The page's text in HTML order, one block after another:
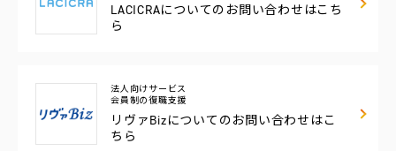
LACICRAについての お問い合わせはこち
ら
法人向けサービス
会員制の復職支援
リヴァBizについてのお問い合わせはこ
ちら